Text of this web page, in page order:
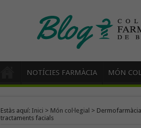
NOTÍCIES FARMÀCIA MÓN
Estàs aquí: Inici > Món col·legial >
tractaments facials